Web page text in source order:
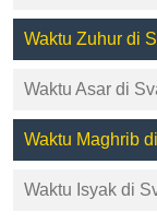
Waktu Zuhur di
Waktu Asar di
Waktu Maghrib
Waktu Isyak di